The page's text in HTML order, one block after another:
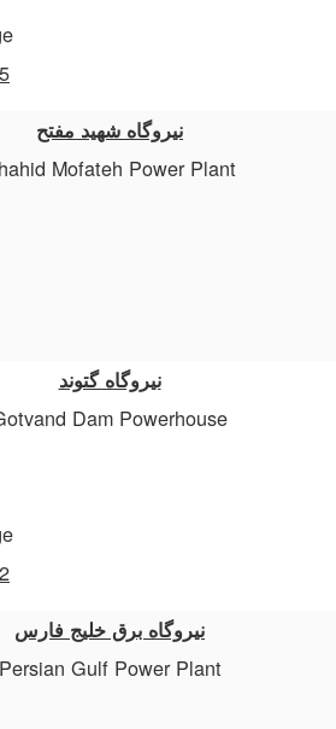
نیروگاه شهید مفتح
Mofateh Power Plant
نیروگاه گتوند
Dam Powerhouse
نیروگاه برق خلیج فارس
Persian Gulf Power Plant